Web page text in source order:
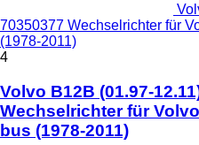
70350377 Wechselrichter für
(1978-2011)
4
Volvo B12B (01.97-
Wechselrichter für
bus (1978-2011)